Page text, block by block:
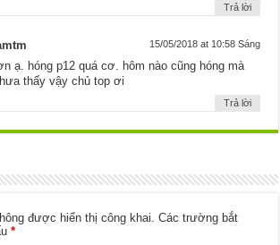
Trả lời
15/05/2018 at 10:58 Sáng
ạ. hóng p12 quá cơ. hôm nào cũng hóng mà
thấy vậy chủ top ơi
Trả lời
được hiển thị công khai. Các trường bắt
*